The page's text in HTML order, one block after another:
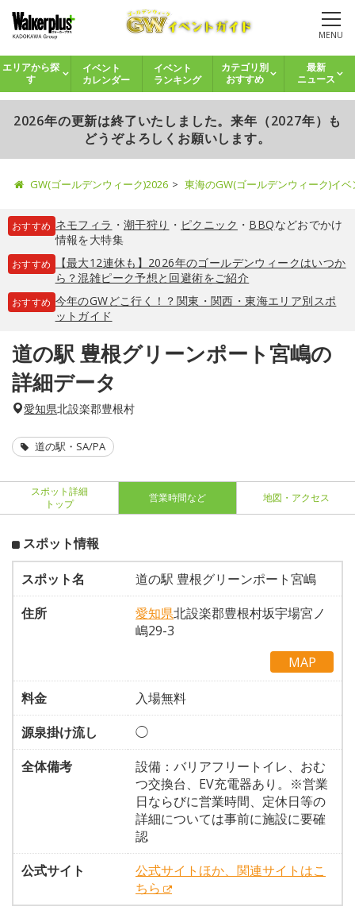
MENU
エリアから探
す
イベント
カレンダー
イベント
ランキング
カテゴリ別
おすすめ
最新
ニュース
2026年の更新は終了いたしました。来年（2027年）も
どうぞよろしくお願いします。
GW(ゴールデンウィーク)2026 東海のGW(ゴールデンウィーク)イ
おすすめ ネモフィラ ・ 潮干狩り ・ ピクニック ・ BBQなどおでかけ
情報を大特集
おすすめ
【最大12連休も】2026年のゴールデンウィークはいつか
ら？混雑ピーク予想と回避術をご紹介
おすすめ 今年のGWどこ行く！？関東・関西・東海エリア別スポ
ットガイド
道の駅 豊根グリーンポート宮嶋の
詳細データ
愛知県北設楽郡豊根村
道の駅・SA/PA
スポット詳細
トップ
営業時間など 地図・アクセス
スポット情報
スポット名
道の駅 豊根グリーンポート宮嶋
住所
愛知県北設楽郡豊根村坂宇場宮ノ
嶋29-3
MAP
料金
入場無料
源泉掛け流し
◯
全体備考
設備：バリアフリートイレ、おむ
つ交換台、EV充電器あり。※営業
日ならびに営業時間、定休日等の
詳細については事前に施設に要確
認
公式サイト
公式サイトほか、関連サイトはこ
ちら